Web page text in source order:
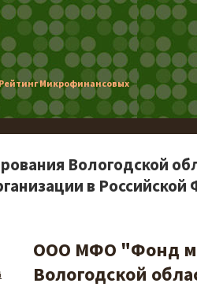
Микрофинансовых
Вологодской
в Российской
ООО МФО "Фонд
Вологодской